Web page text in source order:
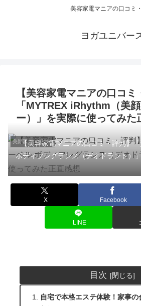
美容家電マニアの口コミ
ヨガユニバー
【美容家電マニアの口コミ
「MYTREX iRhythm（美
ー）」を実際に使ってみた
美顔器のレビュー
【美容家電マニアの口コミ・評判】
ボディフレグランス（デオドラント）
X Facebook
LINE
目次
自宅で本格エステ体験！家事の